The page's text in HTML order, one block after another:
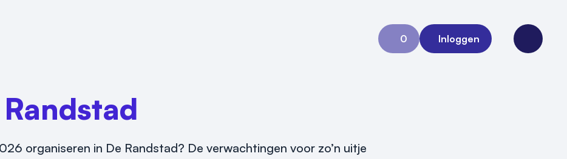
0
Aanvraag 0
Inloggen
Open
organiseren in De Randstad? De verwachtingen voor zo’n uitje